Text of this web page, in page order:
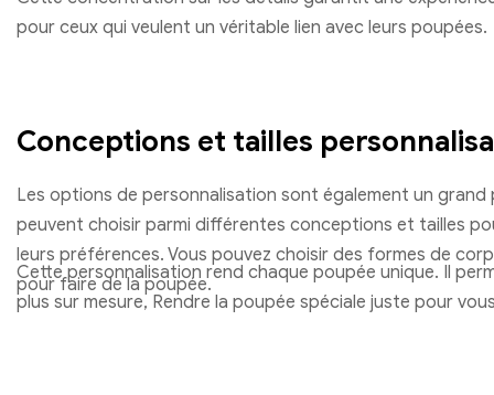
pour ceux qui veulent un véritable lien avec leurs poupées.
Conceptions et tailles
Les options de personnalisation sont également un grand
peuvent choisir parmi différentes conceptions et tailles
leurs préférences. Vous pouvez choisir des formes de
pour faire de la poupée.
Cette personnalisation rend chaque poupée unique. Il
plus sur mesure, Rendre la poupée spéciale juste pour